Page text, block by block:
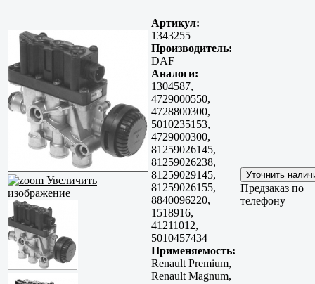
Увеличить
изображение
Артикул:
1343255
Производитель:
DAF
Аналоги:
1304587,
4729000550,
4728800300,
5010235153,
4729000300,
81259026145,
81259026238,
81259029145,
81259026155,
8840096220,
1518916,
41211012,
5010457434
Применяемость:
Renault Premium,
Renault Magnum,
Предзаказ по
телефону